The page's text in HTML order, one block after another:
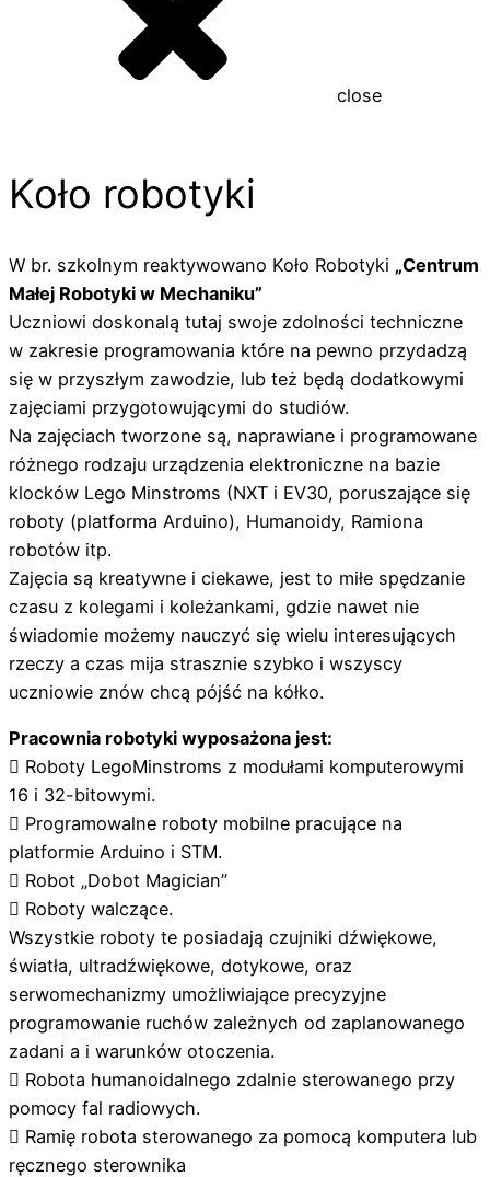
close
Koło robotyki
W br. szkolnym reaktywowano Koło Robotyki „Centrum
Małej Robotyki w Mechaniku”
Uczniowi doskonalą tutaj swoje zdolności techniczne
w zakresie programowania które na pewno przydadzą
się w przyszłym zawodzie, lub też będą dodatkowymi
zajęciami przygotowującymi do studiów.
Na zajęciach tworzone są, naprawiane i programowane
różnego rodzaju urządzenia elektroniczne na bazie
klocków Lego Minstroms (NXT i EV30, poruszające się
roboty (platforma Arduino), Humanoidy, Ramiona
robotów itp.
Zajęcia są kreatywne i ciekawe, jest to miłe spędzanie
czasu z kolegami i koleżankami, gdzie nawet nie
świadomie możemy nauczyć się wielu interesujących
rzeczy a czas mija strasznie szybko i wszyscy
uczniowie znów chcą pójść na kółko.
Pracownia robotyki wyposażona jest:
 Roboty LegoMinstroms z modułami komputerowymi
16 i 32-bitowymi.
 Programowalne roboty mobilne pracujące na
platformie Arduino i STM.
 Robot „Dobot Magician”
 Roboty walczące.
Wszystkie roboty te posiadają czujniki dźwiękowe,
światła, ultradźwiękowe, dotykowe, oraz
serwomechanizmy umożliwiające precyzyjne
programowanie ruchów zależnych od zaplanowanego
zadani a i warunków otoczenia.
 Robota humanoidalnego zdalnie sterowanego przy
pomocy fal radiowych.
 Ramię robota sterowanego za pomocą komputera lub
ręcznego sterownika